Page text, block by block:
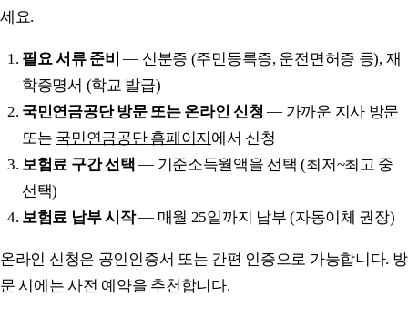
세요.
필요 서류 준비 — 신분증 (주민등록증, 운전면허증 등), 재
학증명서 (학교 발급)
국민연금공단 방문 또는 온라인 신청 — 가까운 지사 방문
또는 국민연금공단 홈페이지 에서 신청
보험료 구간 선택 — 기준소득월액을 선택 (최저~최고 중
선택)
보험료 납부 시작— 매월 25일까지 납부 (자동이체 권장)
온라인 신청은 공인인증서 또는 간편 인증으로 가능합니다. 방
문 시에는 사전 예약을 추천합니다.